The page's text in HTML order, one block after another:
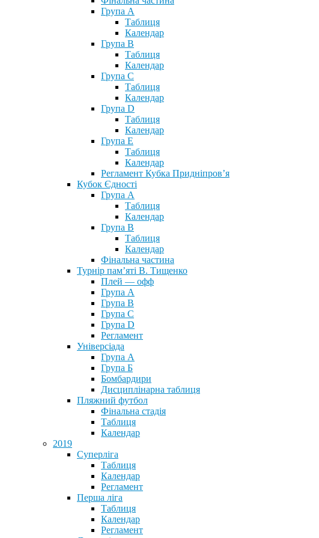
Група А
Таблиця
Календар
Група В
Таблиця
Календар
Група С
Таблиця
Календар
Група D
Таблиця
Календар
Група Е
Таблиця
Календар
Регламент Кубка Придніпров’я
Кубок Єдності
Група А
Таблиця
Календар
Група В
Таблиця
Календар
Фінальна частина
Турнір пам’яті В. Тищенко
Плей — офф
Група А
Група B
Група С
Група D
Регламент
Універсіада
Група А
Група Б
Бомбардири
Дисциплінарна таблиця
Пляжний футбол
Фінальна стадія
Таблиця
Календар
2019
Суперліга
Таблиця
Календар
Регламент
Перша ліга
Таблиця
Календар
Регламент